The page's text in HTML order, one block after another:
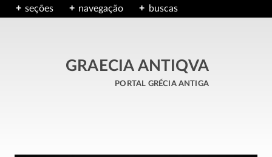
seções navegação buscas
GRAECIA ANTIQVA
portal grécia antiga